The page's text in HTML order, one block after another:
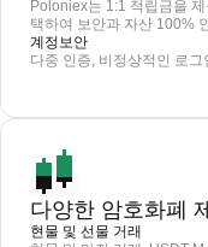
Poloniex는 1:1 적립금을
택하여 보안과 자산 100%
계정보안
다중 인증, 비정상적인 로
다양한 암호화폐
현물 및 선물 거래